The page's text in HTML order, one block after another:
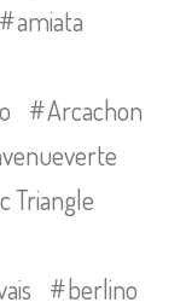
amiata
Arcachon
Triangle
berlino